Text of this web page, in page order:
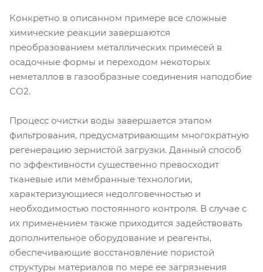
Конкретно в описанном примере все сложные
химические реакции завершаются
преобразованием металлических примесей в
осадочные формы и переходом некоторых
неметаллов в газообразные соединения наподобие
СО2.
Процесс очистки воды завершается этапом
фильтрования, предусматривающим многократную
регенерацию зернистой загрузки. Данный способ
по эффективности существенно превосходит
тканевые или мембранные технологии,
характеризующиеся недолговечностью и
необходимостью постоянного контроля. В случае с
их применением также приходится задействовать
дополнительное оборудование и реагенты,
обеспечивающие восстановление пористой
структуры материалов по мере ее загрязнения